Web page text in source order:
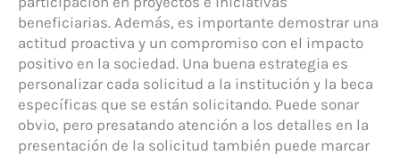
beneficiarias. Además, es importante demostrar una
actitud proactiva y un compromiso con el impacto
positivo en la sociedad. Una buena estrategia es
personalizar cada solicitud a la institución y la beca
específicas que se están solicitando. Puede sonar
obvio, pero presatando atención a los detalles en la
presentación de la solicitud también puede marcar